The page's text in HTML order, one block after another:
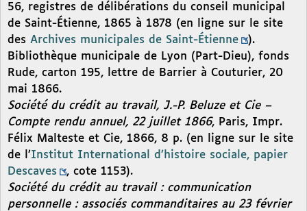
56, registres de délibérations du conseil municipal
de Saint-Étienne, 1865 à 1878 (en ligne sur le site
des Archives municipales de Saint-Étienne
).
Bibliothèque municipale de Lyon (Part-Dieu), fonds
Rude, carton 195, lettre de Barrier à Couturier, 20
mai 1866.
Société du crédit au travail, J.-P. Beluze et Cie –
Compte rendu annuel, 22 juillet 1866, Paris, Impr.
Félix Malteste et Cie, 1866, 8 p. (en ligne sur le site
de l’Institut International d’histoire sociale, papier
Descaves
, cote 1153).
Société du crédit au travail : communication
personnelle : associés commanditaires au 23 février